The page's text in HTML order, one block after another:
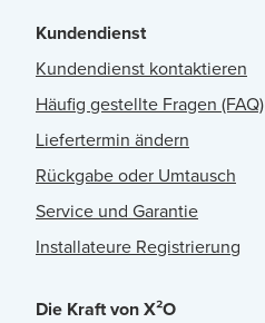
Kundendienst
Kundendienst kontaktieren
Häufig gestellte Fragen (FAQ)
Liefertermin ändern
Rückgabe oder Umtausch
Service und Garantie
Installateure Registrierung
Die Kraft von X²O